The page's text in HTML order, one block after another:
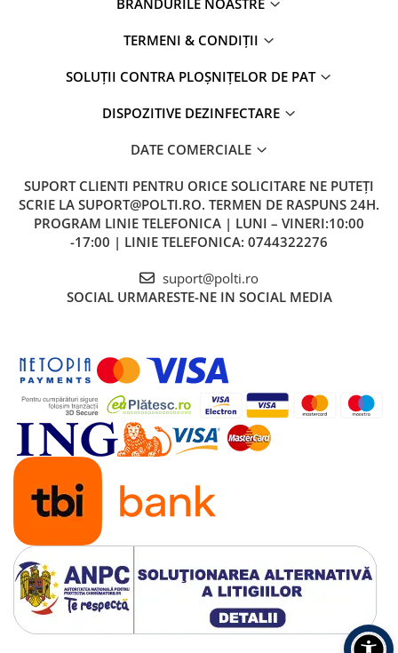
TERMENI & CONDIȚII
SOLUȚII CONTRA PLOȘNIȚELOR DE PAT
DISPOZITIVE DEZINFECTARE
DATE COMERCIALE
SUPORT CLIENTI PENTRU ORICE SOLICITARE NE PUTEȚI
SCRIE LA SUPORT@POLTI.RO. TERMEN DE RASPUNS 24H.
PROGRAM LINIE TELEFONICA | LUNI – VINERI:10:00
-17:00 | LINIE TELEFONICA: 0744322276
suport@polti.ro
SOCIAL URMARESTE-NE IN SOCIAL MEDIA